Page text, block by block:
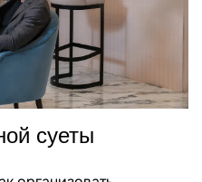
суеты